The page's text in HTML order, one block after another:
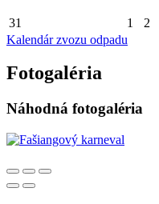
31 1 2
Kalendár zvozu odpadu
Fotogaléria
Náhodná fotogaléria